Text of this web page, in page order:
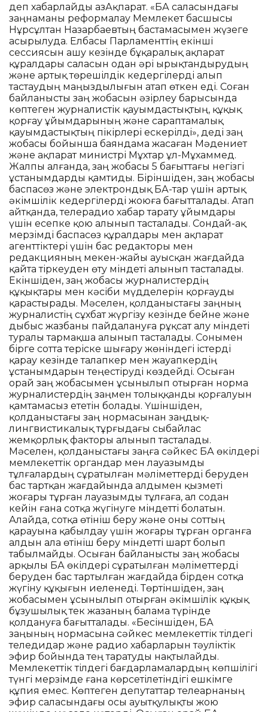
деп хабарлайды ҚазАқпарат. «БАҚ саласындағы
заңнаманы реформалау Мемлекет басшысы
Нұрсұлтан Назарбаевтың бастамасымен жүзеге
асырылуда. Елбасы Парламенттің екінші
сессиясын ашу кезінде бұқаралық ақпарат
құралдары саласын одан әрі ырықтандырудың
және артық төрешілдік кедергілерді алып
тастаудың маңыздылығын атап өткен еді. Соған
байланысты заң жобасын әзірлеу барысында
көптеген журналистік қауымдастықтың, құқық
қорғау ұйымдарының және сараптамалық
қауымдастықтың пікірлері ескерілді», деді заң
жобасы бойынша баяндама жасаған Мәдениет
және ақпарат министрі Мұхтар Құл-Мұхаммед.
Жалпы алғанда, заң жобасы 5 бағыттағы негізгі
ұстанымдарды қамтиды. Біріншіден, заң жобасы
баспасөз және электрондық БАҚ-тар үшін артық
әкімшілік кедергілерді жоюға бағытталады. Атап
айтқанда, телерадио хабар тарату ұйымдары
үшін есепке қою алынып тасталады. Сондай-ақ
мерзімді баспасөз құралдары мен ақпарат
агенттіктері үшін бас редакторы мен
редакцияның мекен-жайы ауысқан жағдайда
қайта тіркеуден өту міндеті алынып тасталады.
Екіншіден, заң жобасы журналистердің
құқықтары мен кәсіби мүдделерін қорғауды
қарастырады. Мәселен, қолданыстағы заңның
журналистің сұхбат жүргізу кезінде бейне және
дыбыс жазбаны пайдалануға рұқсат алу міндеті
туралы тармақша алынып тасталады. Сонымен
бірге сотта теріске шығару жөніндегі істерді
қарау кезінде талапкер мен жауапкердің
ұстанымдарын теңестіруді көздейді. Осыған
орай заң жобасымен ұсынылып отырған норма
журналистердің заңмен толыққанды қорғалуын
қамтамасыз ететін болады. Үшіншіден,
қолданыстағы заң нормасынан заңдық-
лингвистикалық тұрғыдағы сыбайлас
жемқорлық факторы алынып тасталады.
Мәселен, қолданыстағы заңға сәйкес БАҚ өкілдері
мемлекеттік органдар мен лауазымды
тұлғалардың сұратылған мәліметтерді беруден
бас тартқан жағдайында алдымен қызметі
жоғары тұрған лауазымды тұлғаға, ал содан
кейін ғана сотқа жүгінуге міндетті болатын.
Алайда, сотқа өтініш беру және оны соттың
қарауына қабылдау үшін жоғары тұрған органға
алдын ала өтініш беру міндетті шарт болып
табылмайды. Осыған байланысты заң жобасы
арқылы БАҚ өкілдері сұратылған мәліметтерді
беруден бас тартылған жағдайда бірден сотқа
жүгіну құқығын иеленеді. Төртіншіден, заң
жобасымен ұсынылып отырған әкімшілік құқық
бұзушылық тек жазаның балама түрінде
қолдануға бағытталады. «Бесіншіден, БАҚ
заңының нормасына сәйкес мемлекеттік тілдегі
теледидар және радио хабарларын тәуліктік
эфир бойында тең таратуды нақтылайды.
Мемлекеттік тілдегі бағдарламалардың көпшілігі
түнгі мерзімде ғана көрсетілетіндігі ешкімге
құпия емес. Көптеген депутаттар телеарнаның
эфир саласындағы осы ауытқулықты жою